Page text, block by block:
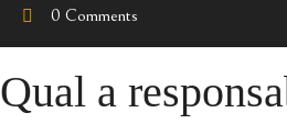
0 Comments
Qual a